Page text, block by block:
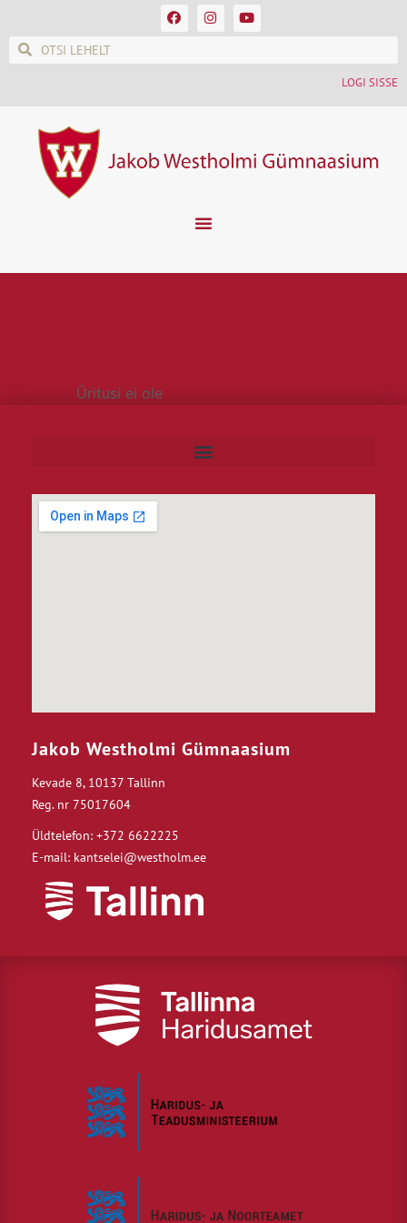
LOGI SISSE
Üritusi ei ole
Jakob Westholmi Gümnaasium
Kevade 8, 10137 Tallinn
Reg. nr 75017604
Üldtelefon: +372 6622225
E-mail: kantselei@westholm.ee